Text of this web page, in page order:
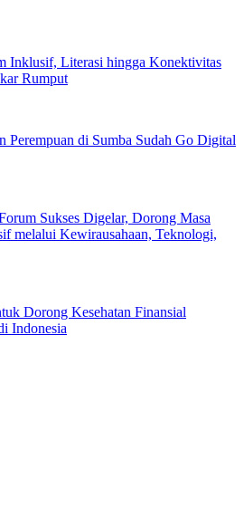
Inklusif, Literasi hingga Konektivitas
Rumput
Perempuan di Sumba Sudah Go Digital
Sukses Digelar, Dorong Masa
melalui Kewirausahaan, Teknologi,
Dorong Kesehatan Finansial
Indonesia